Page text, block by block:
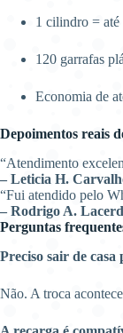
1 cilindro = até
120 garrafas
Economia de
Depoimentos reais
“Atendimento
– Leticia H.
“Fui atendido pelo
– Rodrigo A.
Perguntas
Preciso sair de
Não. A troca